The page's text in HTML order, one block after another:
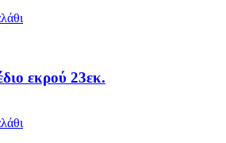
εκρού 23εκ.